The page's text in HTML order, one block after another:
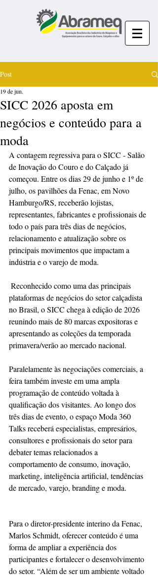
Post
SICC 2026 aposta em
negócios e conteúdo para a
moda
19 de jun.
A contagem regressiva para o SICC - Salão
de Inovação do Couro e do Calçado já
começou. Entre os dias 29 de junho e 1º de
julho, os pavilhões da Fenac, em Novo
Hamburgo/RS, receberão lojistas,
representantes, fabricantes e profissionais de
todo o país para três dias de negócios,
relacionamento e atualização sobre os
principais movimentos que impactam a
indústria e o varejo de moda.
plataformas de negócios do setor calçadista
no Brasil, o SICC chega à edição de 2026
reunindo mais de 80 marcas expositoras e
apresentando as coleções da temporada
primavera/verão ao mercado nacional.
Paralelamente às negociações comerciais, a
feira também investe em uma ampla
programação de conteúdo voltada à
qualificação dos visitantes. Ao longo dos
três dias de evento, o espaço Moda 360
Talks receberá especialistas, empresários,
consultores e profissionais do setor para
debater temas relacionados a
comportamento de consumo, inovação,
marketing, inteligência artificial, tendências
de mercado, varejo, branding e moda.
Para o diretor-presidente interino da Fenac,
Marlos Schmidt, oferecer conteúdo é uma
forma de ampliar a experiência dos
participantes e fortalecer o desenvolvimento
do setor. “Além de ser um ambiente voltado